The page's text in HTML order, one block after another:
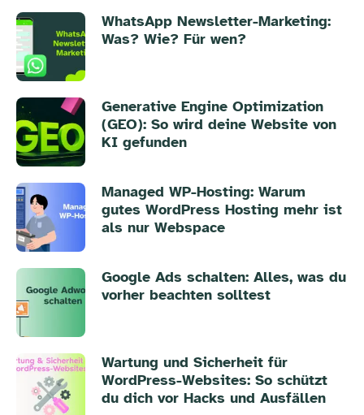
WhatsApp Newsletter-Marketing:
Was? Wie? Für wen?
Generative Engine Optimization
(GEO): So wird deine Website von
KI gefunden
Managed WP-Hosting: Warum
gutes WordPress Hosting mehr ist
als nur Webspace
Google Ads schalten: Alles, was du
vorher beachten solltest
Wartung und Sicherheit für
WordPress-Websites: So schützt
du dich vor Hacks und Ausfällen